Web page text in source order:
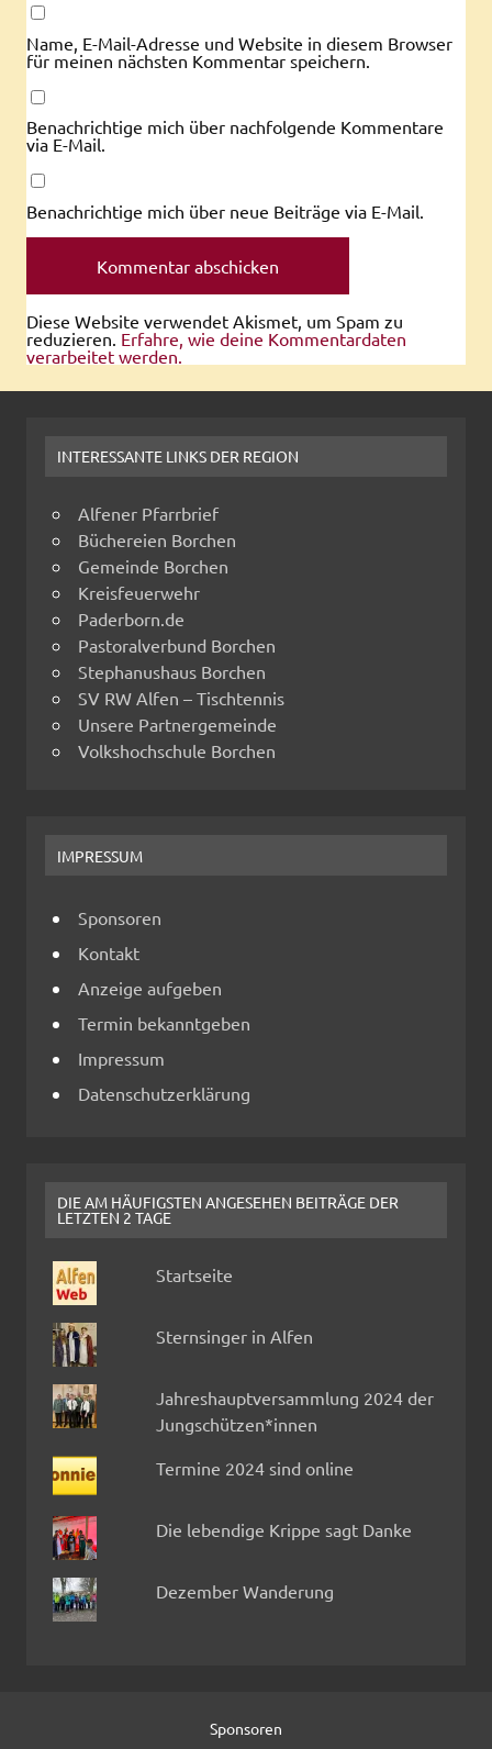
Name, E-Mail-Adresse und Website in diesem Browser
für meinen nächsten Kommentar speichern.
Benachrichtige mich über nachfolgende Kommentare
via E-Mail.
Benachrichtige mich über neue Beiträge via E-Mail.
Diese Website verwendet Akismet, um Spam zu
reduzieren. Erfahre, wie deine Kommentardaten
verarbeitet werden.
INTERESSANTE LINKS DER REGION
Alfener Pfarrbrief
Büchereien Borchen
Gemeinde Borchen
Kreisfeuerwehr
Paderborn.de
Pastoralverbund Borchen
Stephanushaus Borchen
SV RW Alfen – Tischtennis
Unsere Partnergemeinde
Volkshochschule Borchen
IMPRESSUM
Sponsoren
Kontakt
Anzeige aufgeben
Termin bekanntgeben
Impressum
Datenschutzerklärung
DIE AM HÄUFIGSTEN ANGESEHEN BEITRÄGE DER
LETZTEN 2 TAGE
Startseite
Sternsinger in Alfen
Jahreshauptversammlung 2024 der
Jungschützen*innen
Termine 2024 sind online
Die lebendige Krippe sagt Danke
Dezember Wanderung
Sponsoren